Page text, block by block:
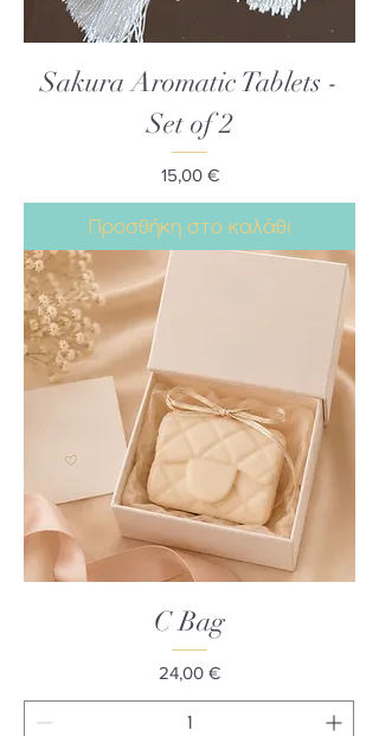
Sakura Aromatic Tablets -
Set of 2
Τιμή
15,00 €
Προσθήκη στο καλάθι
C Bag
Τιμή
24,00 €